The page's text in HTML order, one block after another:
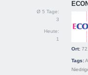
Ø 5 Tage:
3
Heute:
1
Ort:
Tags: